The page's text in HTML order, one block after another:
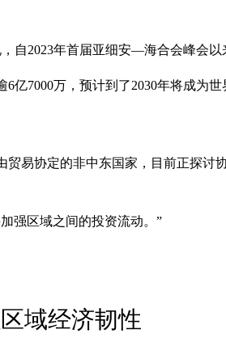
2023年首届亚细安—海合会峰会
亿7000万，预计到了2030年将成为
贸易协定的非中东国家，目前正探
强区域之间的投资流动。”
域经济韧性